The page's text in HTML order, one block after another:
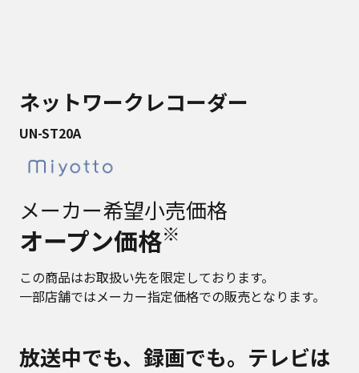
ネットワークレコーダー
UN-ST20A
メーカー希望小売価格
オープン価格※
この商品はお取扱い先を限定しております。
一部店舗ではメーカー指定価格での販売となります。
放送中でも、録画でも。テレビは